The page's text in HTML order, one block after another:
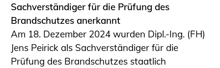
Sachverständiger für die Prüfung des
Brandschutzes anerkannt
Am 18. Dezember 2024 wurden Dipl.-Ing. (FH)
Jens Peirick als Sachverständiger für die
Prüfung des Brandschutzes staatlich